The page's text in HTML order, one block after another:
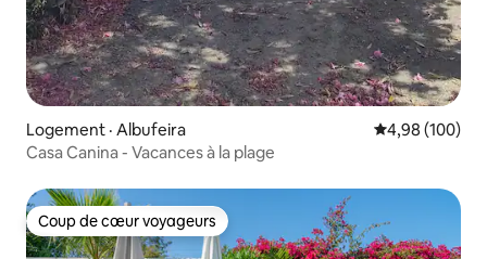
Logement · Albufeira Note
4,98 (100)
Casa Canina - Vacances à la plage
Coup de cœur voyageurs
Coup de cœur voyageurs